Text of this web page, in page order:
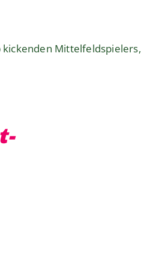
kickenden Mittelfeldspielers,